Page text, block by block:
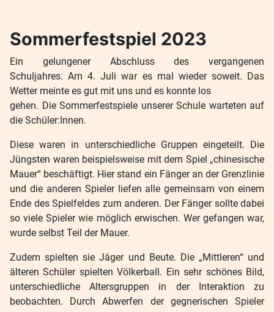
Sommerfestspiel 2023
Ein gelungener Abschluss des vergangenen
Schuljahres. Am 4. Juli war es mal wieder soweit. Das
Wetter meinte es gut mit uns und es konnte los
gehen. Die Sommerfestspiele unserer Schule warteten auf
die Schüler:Innen.
Diese waren in unterschiedliche Gruppen eingeteilt. Die
Jüngsten waren beispielsweise mit dem Spiel „chinesische
Mauer“ beschäftigt. Hier stand ein Fänger an der Grenzlinie
und die anderen Spieler liefen alle gemeinsam von einem
Ende des Spielfeldes zum anderen. Der Fänger sollte dabei
so viele Spieler wie möglich erwischen. Wer gefangen war,
wurde selbst Teil der Mauer.
Zudem spielten sie Jäger und Beute. Die „Mittleren“ und
älteren Schüler spielten Völkerball. Ein sehr schönes Bild,
unterschiedliche Altersgruppen in der Interaktion zu
beobachten. Durch Abwerfen der gegnerischen Spieler